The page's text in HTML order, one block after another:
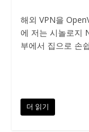
해외 VPN을
에 저는 시놀로지
부에서 집으로 손
더 읽기